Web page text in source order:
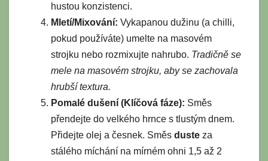
hustou konzistenci.
Mletí/Mixování: Vykapanou dužinu (a chilli,
pokud používáte) umelte na masovém
strojku nebo rozmixujte nahrubo. Tradičně se
mele na masovém strojku, aby se zachovala
hrubší textura.
Pomalé dušení (Klíčová fáze): Směs
přendejte do velkého hrnce s tlustým dnem.
Přidejte olej a česnek. Směs duste za
stálého míchání na mírném ohni 1,5 až 2